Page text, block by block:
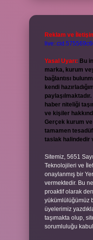
Reklam ve
Yasal Uyarı: Bu
marka, kurum
bağlantısı
kendi
haber niteliği
ve kişiler
Gerçek kurum
tamamen
taslak halindedir
Sitemiz, 5651
Teknolojileri ve
onaylanmış bir
vermektedir. Bu
proaktif olarak
yükümlülüğümüz
üyelerimiz
taşımakta olup,
sorumluluğu kabul